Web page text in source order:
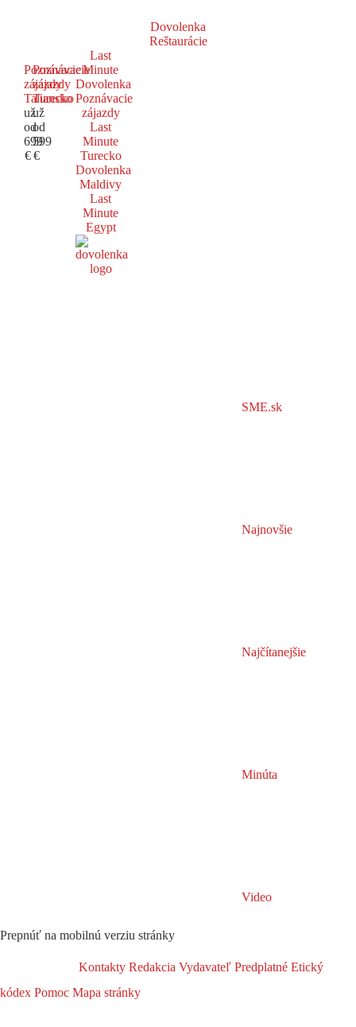
Dovolenka
Reštaurácie
Poznávacie
zájazdy
Taliansko
už
od
699
€
Poznávacie
zájazdy
Turecko
už
od
599
€
Last
Minute
Dovolenka
Poznávacie
zájazdy
Last
Minute
Turecko
Dovolenka
Maldivy
Last
Minute
Egypt
SME.sk
Najnovšie
Najčítanejšie
Minúta
Video
Prepnúť na mobilnú verziu stránky
Kontakty Redakcia Vydavateľ Predplatné Etický
kódex Pomoc Mapa stránky